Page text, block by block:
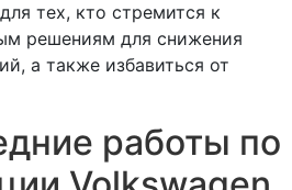
тех, кто стремится к
решениям для снижения
а также избавиться от
работы по